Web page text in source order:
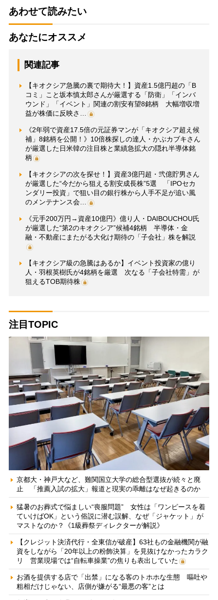
あわせて読みたい
あなたにオススメ
関連記事
【キオクシア急騰の裏で期待大！】資産1.5億円超の「B
コミ」こと坂本慎太郎さんが厳選する「防衛」「インバ
ウンド」「イベント」関連の割安有望8銘柄 大幅増収増
益が株価に反映さ…
《2年弱で資産17.5倍の元証券マンが「キオクシア超え候
補」8銘柄を公開！》10倍株探しの達人・かぶカブキさん
が厳選した日米韓の注目株と業績急拡大の隠れ半導体銘
柄
【キオクシアの次を探せ！】資産3億円超・弐億貯男さん
が厳選した“今だから狙える割安成長株”5選 「IPOセカ
ンダリー投資」で狙い目の銀行株から人手不足が追い風
のメンテナンス会…
《元手200万円→資産10億円》億り人・DAIBOUCHOU氏
が厳選した“第2のキオクシア”候補4銘柄 半導体・金
融・不動産にまたがる大化け期待の「子会社」株を解説
【キオクシア級の急騰はあるか】イベント投資家の億り
人・羽根英樹氏が4銘柄を厳選 次なる「子会社特需」が
狙えるTOB期待株
注目TOPIC
京都大・神戸大など、難関国立大学の総合型選抜が続々と廃
止 「推薦入試の拡大」報道と現実の乖離はなぜ起きるのか
猛暑のお葬式で悩ましい“喪服問題” 女性は「ワンピースを着
ていけばOK」という俗説に潜む誤解、なぜ「ジャケット」が
マストなのか？《1級葬祭ディレクターが解説》
【クレジット決済代行・全東信が破産】63社もの金融機関が融
資をしながら「20年以上の粉飾決算」を見抜けなかったカラク
リ 営業現場では“自転車操業”の焦りも表出していた
お酒を提供する店で「出禁」になる客のトホホな生態 嘔吐や
粗相だけじゃない、店側が嫌がる“最悪の客”とは